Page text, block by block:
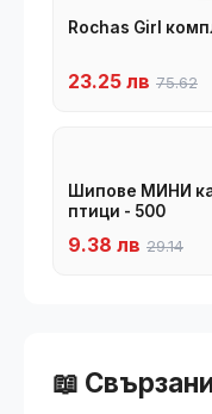
Rochas Girl
23.25 лв 75.62
Шипове МИНИ
птици - 500
9.38 лв 29.14
📖